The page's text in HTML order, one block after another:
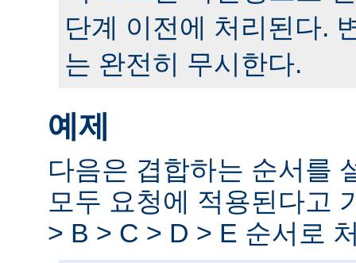
단계 이전에 처리된다.
는 완전히 무시한다.
예제
다음은 겹합하는 순서를
모두 요청에 적용된다고
> B > C > D > E 순서로